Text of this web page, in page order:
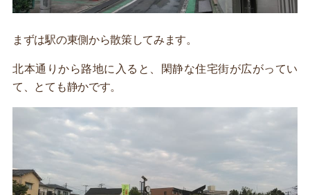
まずは駅の東側から散策してみます。
北本通りから路地に入ると、閑静な住宅街が広がってい
て、とても静かです。